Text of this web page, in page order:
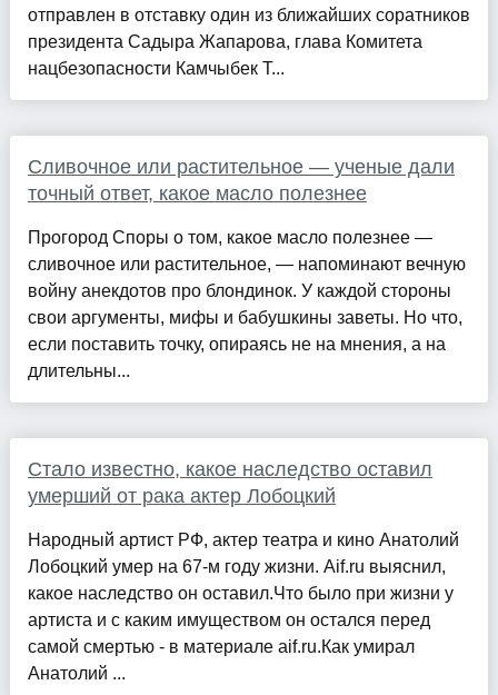
отправлен в отставку один из ближайших соратников
президента Садыра Жапарова, глава Комитета
нацбезопасности Камчыбек Т...
Сливочное или растительное — ученые дали
точный ответ, какое масло полезнее
Прогород Споры о том, какое масло полезнее —
сливочное или растительное, — напоминают вечную
войну анекдотов про блондинок. У каждой стороны
свои аргументы, мифы и бабушкины заветы. Но что,
если поставить точку, опираясь не на мнения, а на
длительны...
Стало известно, какое наследство оставил
умерший от рака актер Лобоцкий
Народный артист РФ, актер театра и кино Анатолий
Лобоцкий умер на 67-м году жизни. Aif.ru выяснил,
какое наследство он оставил.Что было при жизни у
артиста и с каким имуществом он остался перед
самой смертью - в материале aif.ru.Как умирал
Анатолий ...